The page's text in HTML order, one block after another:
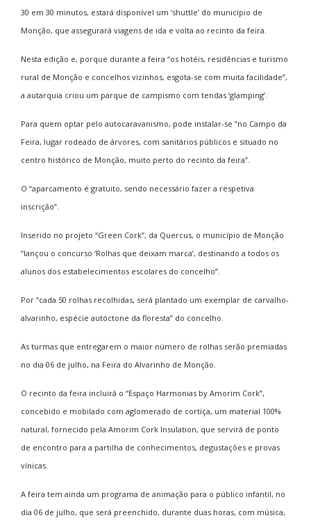
30 em 30 minutos, estará disponível um ‘shuttle’ do município de
Monção, que assegurará viagens de ida e volta ao recinto da feira.
Nesta edição e, porque durante a feira “os hotéis, residências e turismo
rural de Monção e concelhos vizinhos, esgota-se com muita facilidade”,
a autarquia criou um parque de campismo com tendas ‘glamping’.
Para quem optar pelo autocaravanismo, pode instalar-se “no Campo da
Feira, lugar rodeado de árvores, com sanitários públicos e situado no
centro histórico de Monção, muito perto do recinto da feira”.
O “aparcamento é gratuito, sendo necessário fazer a respetiva
inscrição”.
Inserido no projeto “Green Cork”, da Quercus, o município de Monção
“lançou o concurso ‘Rolhas que deixam marca’, destinando a todos os
alunos dos estabelecimentos escolares do concelho”.
Por “cada 50 rolhas recolhidas, será plantado um exemplar de carvalho-
alvarinho, espécie autóctone da floresta” do concelho.
As turmas que entregarem o maior número de rolhas serão premiadas
no dia 06 de julho, na Feira do Alvarinho de Monção.
O recinto da feira incluirá o “Espaço Harmonias by Amorim Cork”,
concebido e mobilado com aglomerado de cortiça, um material 100%
natural, fornecido pela Amorim Cork Insulation, que servirá de ponto
de encontro para a partilha de conhecimentos, degustações e provas
vínicas.
A feira tem ainda um programa de animação para o público infantil, no
dia 06 de julho, que será preenchido, durante duas horas, com música,